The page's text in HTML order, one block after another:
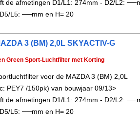
de afmetingen D1/L1: 274mm - D2/L2:
L5: ──mm en H= 20
3 (BM) 2,0L SKYACTIV-G
Green Sport-Luchtfilter met Korting
voor de MAZDA 3 (BM) 2,0L
PEY7 /150pk) van bouwjaar 09/13>
de afmetingen D1/L1: 274mm - D2/L2:
L5: ──mm en H= 20